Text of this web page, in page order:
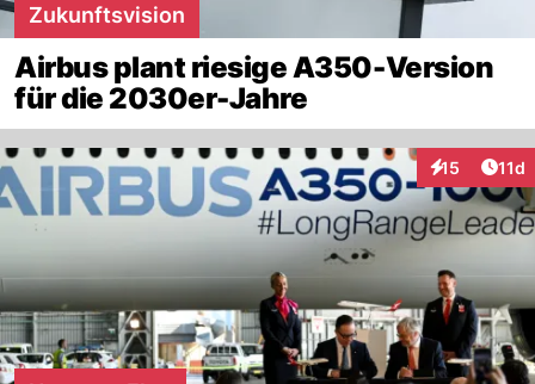
Zukunftsvision
Airbus plant riesige A350-Version
für die 2030er-Jahre
15
Interaktionen
11d